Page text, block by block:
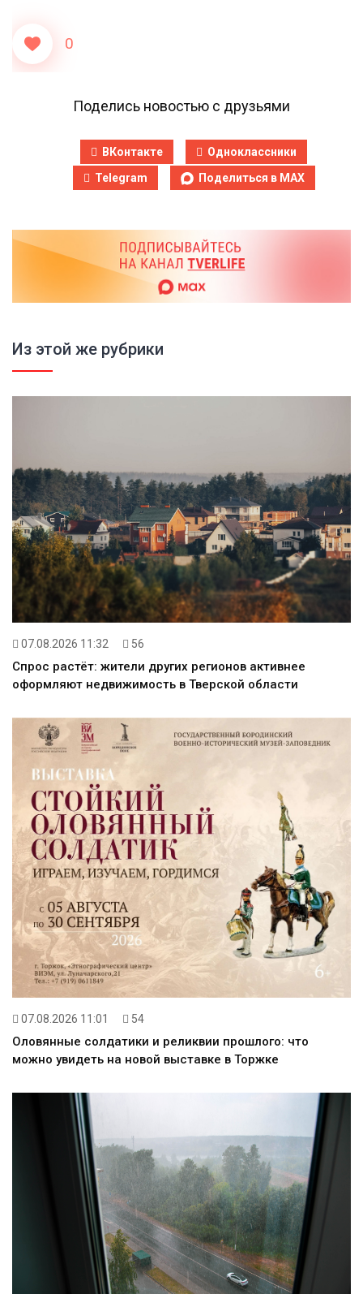
0
Поделись новостью с друзьями
ВКонтакте
Одноклассники
Telegram
Поделиться в MAX
Из этой же рубрики
07.08.2026 11:32 56
Спрос растёт: жители других регионов активнее
оформляют недвижимость в Тверской области
07.08.2026 11:01 54
Оловянные солдатики и реликвии прошлого: что
можно увидеть на новой выставке в Торжке